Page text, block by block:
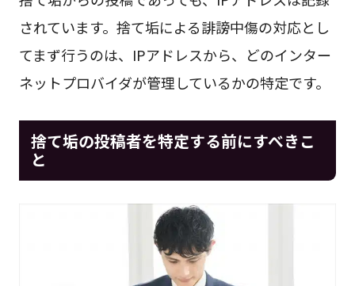
されています。捨て垢による誹謗中傷の対応とし
てまず行うのは、IPアドレスから、どのインター
ネットプロバイダが管理しているかの特定です。
捨て垢の投稿者を特定する前にすべきこ
と